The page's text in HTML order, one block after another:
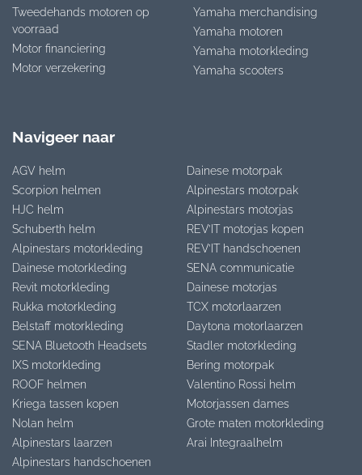
Tweedehands motoren op
voorraad
Motor financiering
Motor verzekering
Yamaha merchandising
Yamaha motoren
Yamaha motorkleding
Yamaha scooters
Navigeer naar
AGV helm
Scorpion helmen
HJC helm
Schuberth helm
Alpinestars motorkleding
Dainese motorkleding
Revit motorkleding
Rukka motorkleding
Belstaff motorkleding
SENA Bluetooth Headsets
IXS motorkleding
ROOF helmen
Kriega tassen kopen
Nolan helm
Alpinestars laarzen
Alpinestars handschoenen
Dainese motorpak
Alpinestars motorpak
Alpinestars motorjas
REV’IT motorjas kopen
REV’IT handschoenen
SENA communicatie
Dainese motorjas
TCX motorlaarzen
Daytona motorlaarzen
Stadler motorkleding
Bering motorpak
Valentino Rossi helm
Motorjassen dames
Grote maten motorkleding
Arai Integraalhelm